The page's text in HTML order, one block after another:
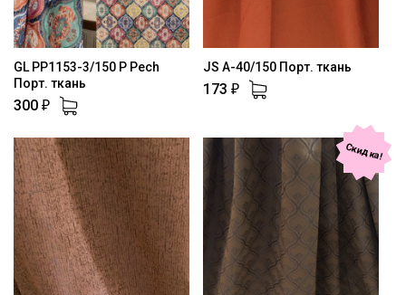
GL PP1153-3/150 P Pech
Порт. ткань
300 ₽
JS A-40/150 Порт. ткань
173 ₽
Скидка!